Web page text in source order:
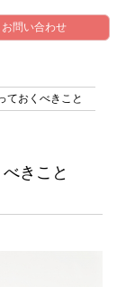
問い合わせ
ておくべきこと
きこと